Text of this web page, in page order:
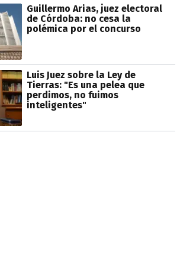
Guillermo Arias, juez electoral
de Córdoba: no cesa la
polémica por el concurso
Luis Juez sobre la Ley de
Tierras: "Es una pelea que
perdimos, no fuimos
inteligentes"